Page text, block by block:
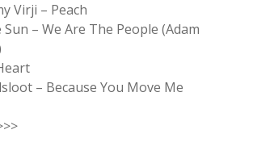
Virji – Peach
– We Are The People (Adam
– Because You Move Me